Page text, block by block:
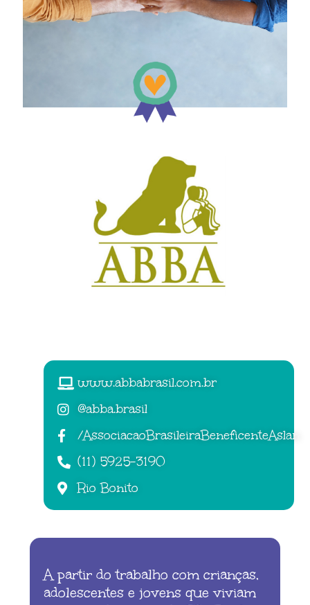
www.abbabrasil.com.br
@abba.brasil
/AssociacaoBrasileiraBeneficenteAslan
(11) 5925-3190
Rio Bonito
A partir do trabalho com crianças,
adolescentes e jovens que viviam